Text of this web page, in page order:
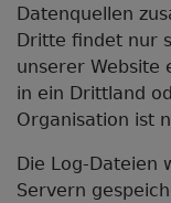
Datenquellen
Dritte findet nur
unserer Website
in ein Drittland
Organisation ist
Die Log-Dateien
Servern